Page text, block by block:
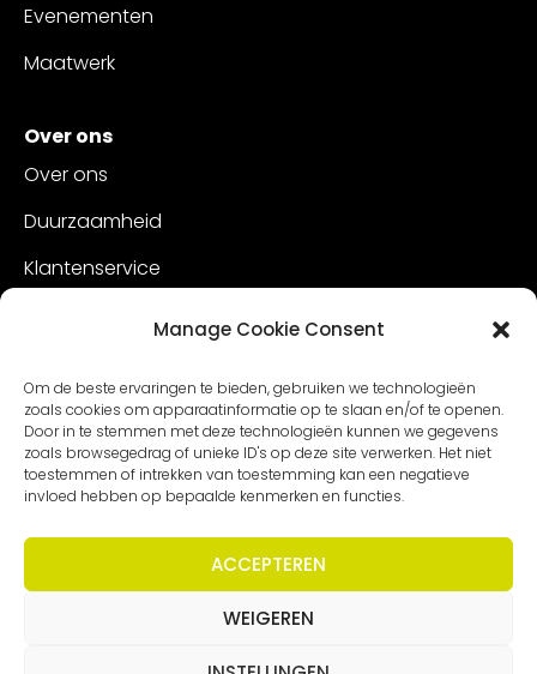
Manage Cookie Consent
Om de beste ervaringen te bieden, gebruiken we technologieën
zoals cookies om apparaatinformatie op te slaan en/of te openen.
Door in te stemmen met deze technologieën kunnen we gegevens
zoals browsegedrag of unieke ID's op deze site verwerken. Het niet
toestemmen of intrekken van toestemming kan een negatieve
invloed hebben op bepaalde kenmerken en functies.
ACCEPTEREN
WEIGEREN
Evenementen
Maatwerk
Over ons
Over ons
Duurzaamheid
Klantenservice
Voorwaarden| Privacy statement